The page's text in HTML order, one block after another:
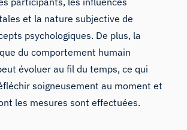
et la nature subjective de
psychologiques. De plus, la
du comportement humain
évoluer au fil du temps, ce qui
soigneusement au moment et
les mesures sont effectuées.